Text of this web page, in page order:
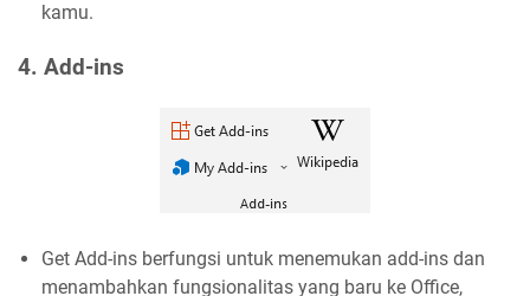
kamu.
4. Add-ins
Get Add-ins berfungsi untuk menemukan add-ins dan
menambahkan fungsionalitas yang baru ke Office,